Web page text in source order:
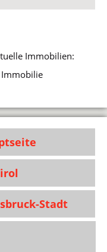
Immobilien:
Immobilie
Stadt